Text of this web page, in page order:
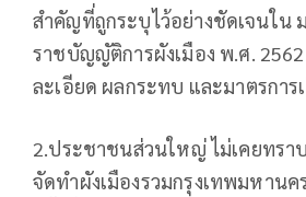
สำคัญที่ถูกระบุไว้อย่างชัดเจนใน
ราชบัญญัติการผังเมือง พ.ศ.
ละเอียด ผลกระทบ และมาตรกา
2.ประชาชนส่วนใหญ่ ไม่เคยทราบ
จัดทำผังเมืองรวมกรุงเทพมหาน